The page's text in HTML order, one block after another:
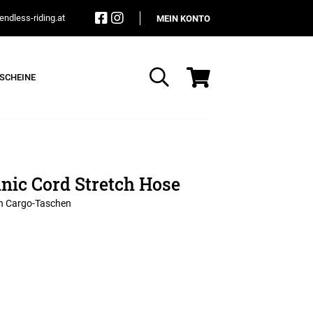
riding.at MEIN KONTO
Suche
Cord Stretch Hose
Cargo-Taschen